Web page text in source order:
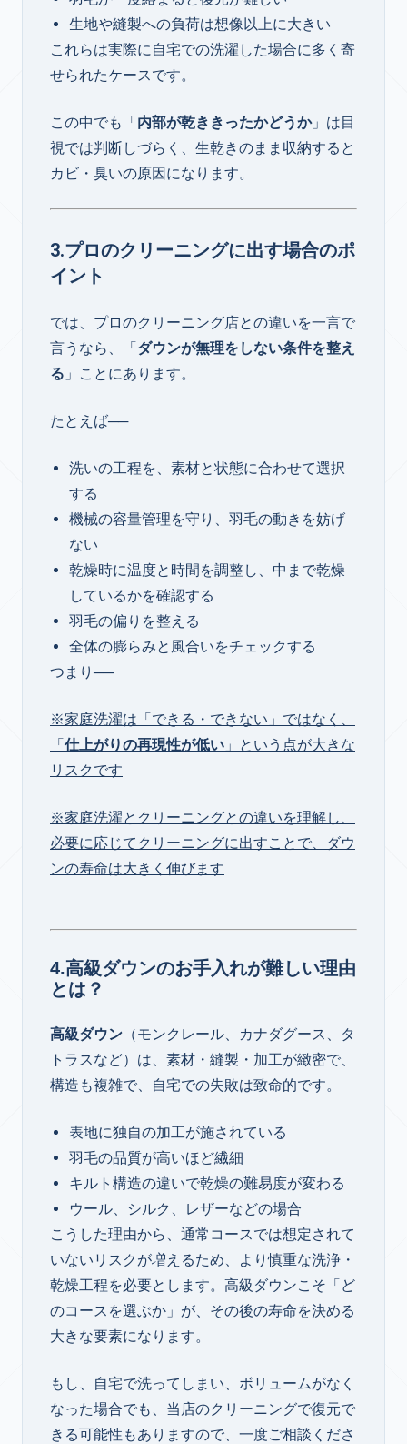
生地や縫製への負荷は想像以上に大きい
これらは実際に自宅での洗濯した場合に多く寄
せられたケースです。
この中でも「内部が乾ききったかどうか」は目
視では判断しづらく、生乾きのまま収納すると
カビ・臭いの原因になります。
3.プロのクリーニングに出す場合のポ
イント
では、プロのクリーニング店との違いを一言で
言うなら、「ダウンが無理をしない条件を整え
る 」ことにあります。
たとえば──
洗いの工程を、素材と状態に合わせて選択
する
機械の容量管理を守り、羽毛の動きを妨げ
ない
乾燥時に温度と時間を調整し、中まで乾燥
しているかを確認する
羽毛の偏りを整える
全体の膨らみと風合いをチェックする
つまり──
※家庭洗濯は「できる・できない」ではなく、
「仕上がりの再現性が低い 」という点が大きな
リスクです
※家庭洗濯とクリーニングとの違いを理解し、
必要に応じてクリーニングに出すことで、ダウ
ンの寿命は大きく伸びます
4.高級ダウンのお手入れが難しい理由
とは？
高級ダウン （モンクレール、カナダグース、タ
トラスなど）は、素材・縫製・加工が緻密で、
構造も複雑で、自宅での失敗は致命的です。
表地に独自の加工が施されている
羽毛の品質が高いほど繊細
キルト構造の違いで乾燥の難易度が変わる
ウール、シルク、レザーなどの場合
こうした理由から、通常コースでは想定されて
いないリスクが増えるため、より慎重な洗浄・
乾燥工程を必要とします。高級ダウンこそ「ど
のコースを選ぶか」が、その後の寿命を決める
大きな要素になります。
もし、自宅で洗ってしまい、ボリュームがなく
なった場合でも、当店のクリーニングで復元で
きる可能性もありますので、一度ご相談くださ